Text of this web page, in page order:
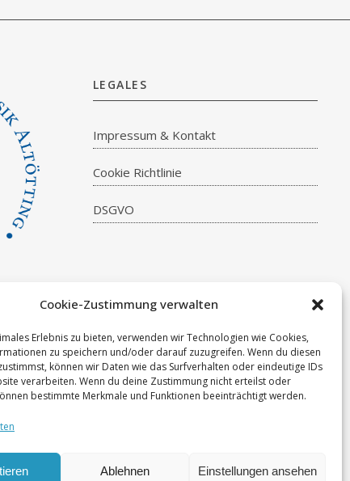
Cookie-Zustimmung verwalten
Erlebnis zu bieten, verwenden wir Technologien wie Cookies,
zu speichern und/oder darauf zuzugreifen. Wenn du diesen
können wir Daten wie das Surfverhalten oder eindeutige IDs
verarbeiten. Wenn du deine Zustimmung nicht erteilst oder
bestimmte Merkmale und Funktionen beeinträchtigt werden.
Ablehnen Einstellungen ansehen
LEGALES
Impressum & Kontakt
Cookie Richtlinie
DSGVO